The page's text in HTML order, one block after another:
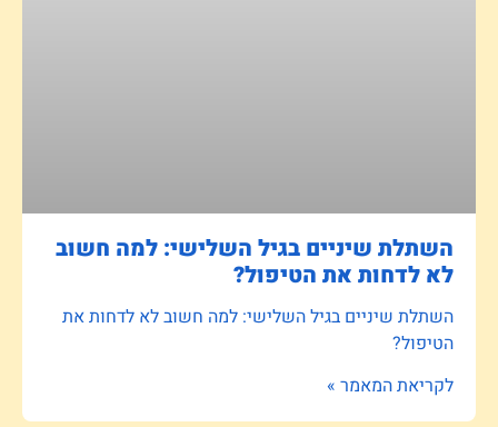
השתלת שיניים בגיל השלישי: למה חשוב
לא לדחות את הטיפול?
השתלת שיניים בגיל השלישי: למה חשוב לא לדחות את
הטיפול?
לקריאת המאמר »